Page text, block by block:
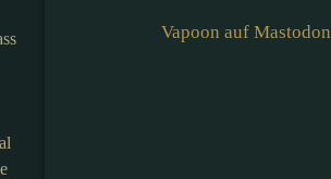
Vapoon auf Mastodon